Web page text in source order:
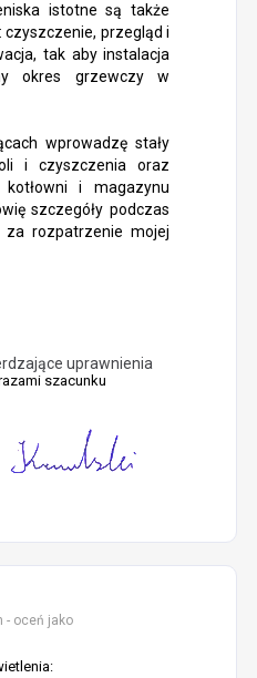
istotne są także
czyszczenie, przegląd i
tak aby instalacja
okres grzewczy w
wprowadzę stały
i czyszczenia oraz
i magazynu
szczegóły podczas
rozpatrzenie mojej
uprawnienia
szacunku
- oceń jako